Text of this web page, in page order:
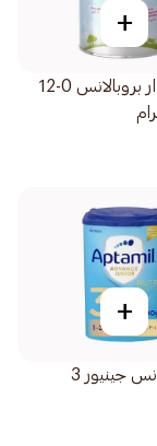
+
هيومانا ايه ار بروبالانس 0-12
+
ابتاميل أدفانس جينيور 3